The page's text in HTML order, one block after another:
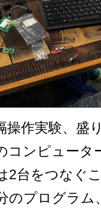
操作実験、盛
コンピュータ
2台をつなぐ
のプログラム